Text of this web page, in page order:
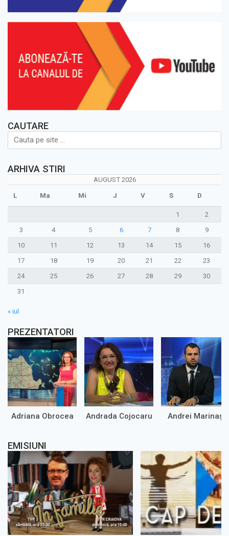
CAUTARE
ARHIVA STIRI
AUGUST 2026
L Ma Mi J V S D
1
2
3
4 5 6 7 8
9
10
11 12 13 14 15
16
17
18 19 20 21 22
23
24
25 26 27 28 29
30
31
« iul.
PREZENTATORI
Adriana Obrocea Andrada Cojocaru Andrei Marinaș
EMISIUNI